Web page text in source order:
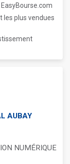
les plus vendues
AUBAY
NUMÉRIQUE